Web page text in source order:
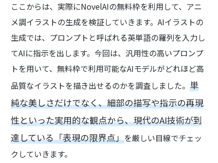
ここからは、実際にNovelAIの無料枠を利用して、アニ
メ調イラストの生成を検証していきます。AIイラストの
生成では、プロンプトと呼ばれる英単語の羅列を入力し
てAIに指示を出します。今回は、汎用性の高いプロンプ
トを用いて、無料枠で利用可能なAIモデルがどれほど高
品質なイラストを描き出せるのかを調査しました。単
純な美しさだけでなく、細部の描写や指示の再現
性といった実用的な観点から、現代のAI技術が到
達している「表現の限界点」を厳しい目線でチェッ
クしていきます。